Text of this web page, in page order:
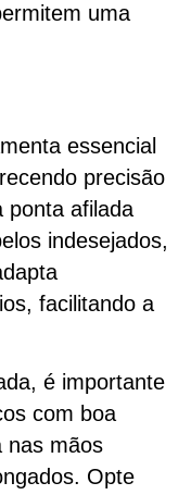
uma
essencial
precisão
ponta afilada
indesejados,
facilitando a
é importante
com boa
nas mãos
Opte